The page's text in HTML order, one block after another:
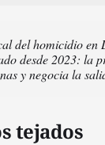
del homicidio en
desde 2023: la
y negocia la
tejados